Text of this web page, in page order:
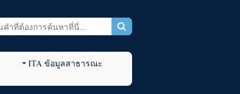
ITA ข้อมูลสาธารณะ